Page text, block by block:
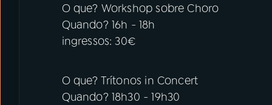
O que? Workshop sobre Choro
Quando? 16h - 18h
ingressos: 30€
O que? Trítonos in Concert
Quando? 18h30 - 19h30